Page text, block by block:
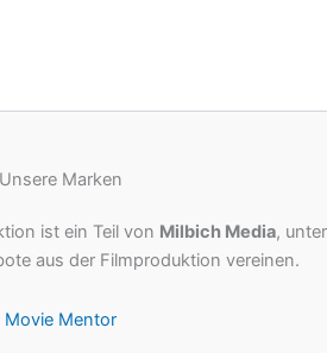
Unsere Marken
ist ein Teil von Milbich Media, unter
aus der Filmproduktion vereinen.
Movie Mentor